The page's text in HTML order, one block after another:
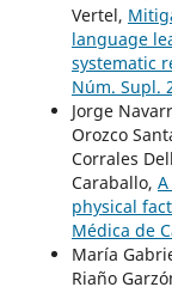
Vertel,
language
systematic
Núm. Supl.
Jorge
Orozco
Corrales
Caraballo,
physical
Médica de
María
Riaño